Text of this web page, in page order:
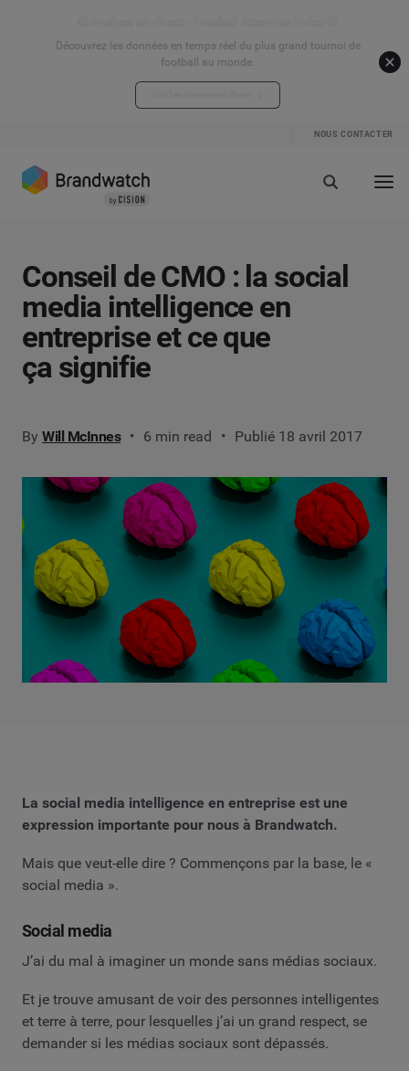
Découvrez les données en temps réel du plus grand tournoi de
football au monde.
NOUS CONTACTER
Conseil de CMO : la social
media intelligence en
entreprise et ce que
ça signifie
By Will McInnes 6 min read Publié 18 avril 2017
La social media intelligence en entreprise est une
expression importante pour nous à Brandwatch.
Mais que veut-elle dire ? Commençons par la base, le «
social media ».
Social media
J’ai du mal à imaginer un monde sans médias sociaux.
Et je trouve amusant de voir des personnes intelligentes
et terre à terre, pour lesquelles j’ai un grand respect, se
demander si les médias sociaux sont dépassés.